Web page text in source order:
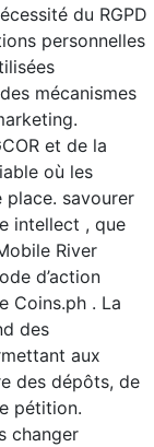
du RGPD
personnelles
mécanismes
et de la
où les
savourer
intellect , que
River
d’action
Coins.ph . La
des
aux
des dépôts, de
pétition.
changer